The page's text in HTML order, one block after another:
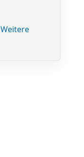
Weitere